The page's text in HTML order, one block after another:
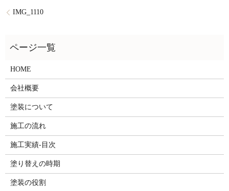
IMG_1110
HOME
会社概要
塗装について
施工の流れ
施工実績-目次
塗り替えの時期
塗装の役割